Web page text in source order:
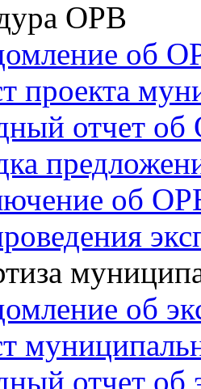
ОРВ
об
проекта
отчет
об
об
отчет об